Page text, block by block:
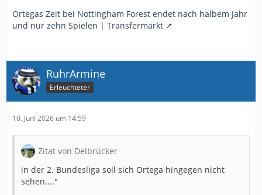
Ortegas Zeit bei Nottingham Forest endet nach halbem Jahr
und nur zehn Spielen | Transfermarkt
RuhrArmine
Erleuchteter
10. Juni 2026 um 14:59
Zitat von Delbrücker
in der 2. Bundesliga soll sich Ortega hingegen nicht
sehen...."